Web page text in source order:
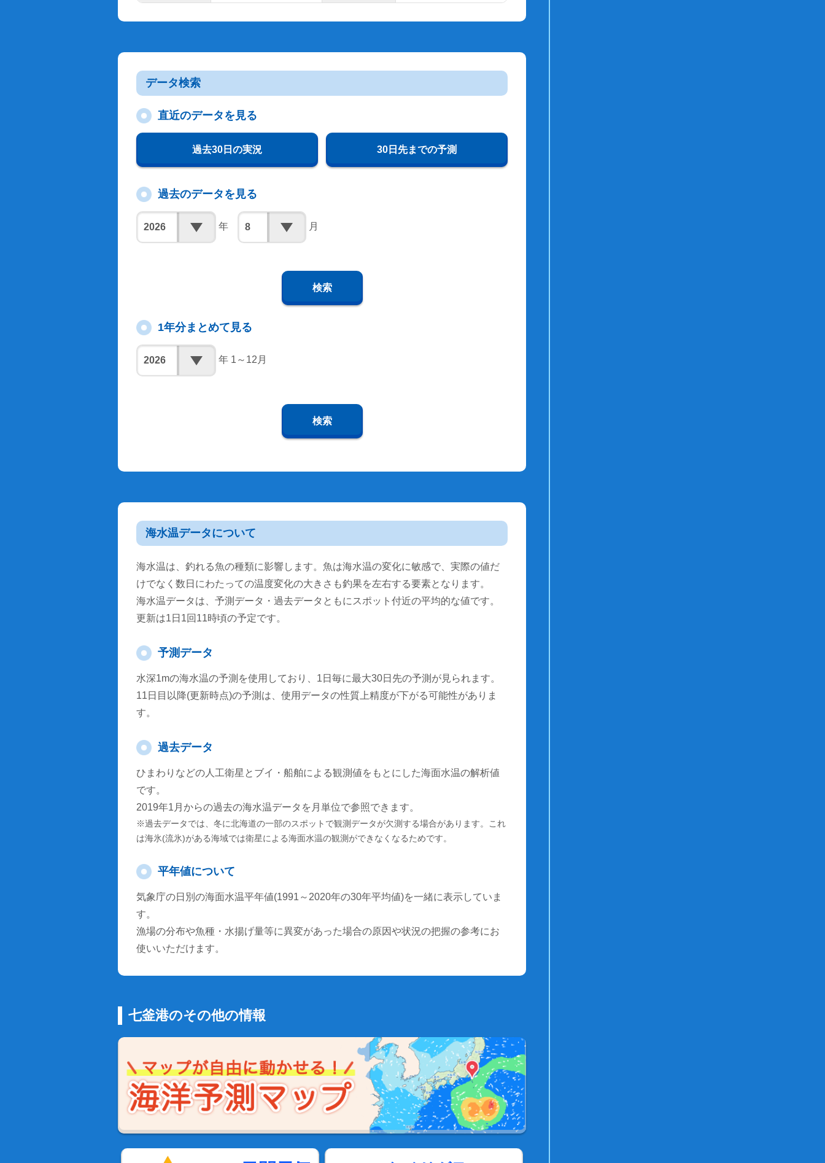
データ検索
直近のデータを見る
過去30日の実況 30日先までの予測
過去のデータを見る
年 月
検索
1年分まとめて見る
年 1～12月
検索
海水温データについて
海水温は、釣れる魚の種類に影響します。魚は海水温の変化に敏感で、実際の値だ
けでなく数日にわたっての温度変化の大きさも釣果を左右する要素となります。
海水温データは、予測データ・過去データともにスポット付近の平均的な値です。
更新は1日1回11時頃の予定です。
予測データ
水深1mの海水温の予測を使用しており、1日毎に最大30日先の予測が見られます。
11日目以降(更新時点)の予測は、使用データの性質上精度が下がる可能性がありま
す。
過去データ
ひまわりなどの人工衛星とブイ・船舶による観測値をもとにした海面水温の解析値
です。
2019年1月からの過去の海水温データを月単位で参照できます。
※過去データでは、冬に北海道の一部のスポットで観測データが欠測する場合があります。これ
は海氷(流氷)がある海域では衛星による海面水温の観測ができなくなるためです。
平年値について
気象庁の日別の海面水温平年値(1991～2020年の30年平均値)を一緒に表示していま
す。
漁場の分布や魚種・水揚げ量等に異変があった場合の原因や状況の把握の参考にお
使いいただけます。
七釜港のその他の情報